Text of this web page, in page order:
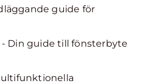
guide för
Din guide till fönsterbyte